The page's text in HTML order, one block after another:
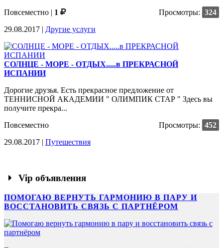
Повсеместно | 1 Просмотры: 324
29.08.2017 | Другие услуги
СОЛНЦЕ - МОРЕ - ОТДЫХ.....в ПРЕКРАСНОЙ
ИСПАНИИ
Дорогие друзья. Есть прекрасное предложение от
ТЕННИСНОЙ АКАДЕМИИ " ОЛИМПИК СТАР " Здесь вы
получите прекра...
Повсеместно
Просмотры: 452
29.08.2017 | Путешествия
Vip объявления
ПОМОГАЮ ВЕРНУТЬ ГАРМОНИЮ В ПАРУ И
ВОССТАНОВИТЬ СВЯЗЬ С ПАРТНЁРОМ